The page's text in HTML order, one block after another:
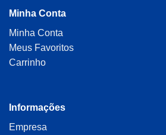
Minha Conta
Minha Conta
Meus Favoritos
Carrinho
Informações
Empresa